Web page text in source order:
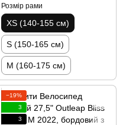
Розмір рами
XS (140-155 см)
S (150-165 см)
M (160-175 см)
−19%
3
3